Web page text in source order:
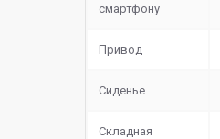
смартфону
Привод
Сиденье
Складная